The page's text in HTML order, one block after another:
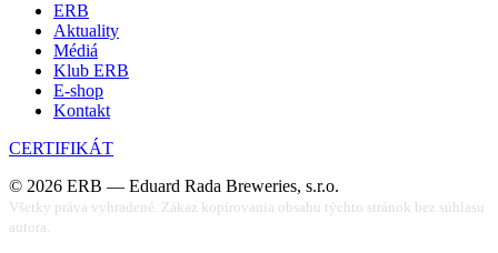
ERB
Aktuality
Médiá
Klub ERB
E-shop
Kontakt
CERTIFIKÁT
© 2026 ERB — Eduard Rada Breweries, s.r.o.
Všetky práva vyhradené. Zákaz kopírovania obsahu týchto stránok bez súhlasu
autora.